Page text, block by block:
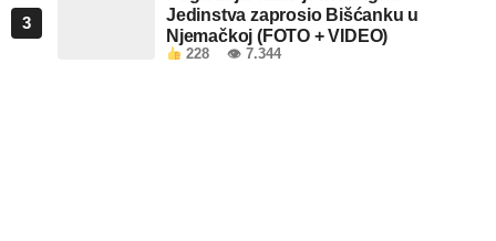
3
Jedinstva zaprosio Bišćanku u
Njemačkoj (FOTO + VIDEO)
228 👁 7.344